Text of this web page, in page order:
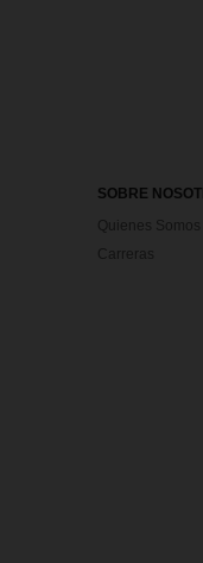
SOBRE
Quienes Somos
Carreras